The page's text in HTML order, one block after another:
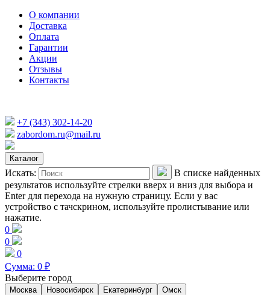
О компании
Доставка
Оплата
Гарантии
Акции
Отзывы
Контакты
+7 (343) 302-14-20
zabordom.ru@mail.ru
Каталог
Искать:
В списке найденных
результатов используйте стрелки вверх и вниз для выбора и
Enter для перехода на нужную страницу. Если у вас
устройство с тачскрином, используйте пролистывание или
нажатие.
0
0
0
Сумма: 0 ₽
Выберите город
Москва Новосибирск Екатеринбург Омск